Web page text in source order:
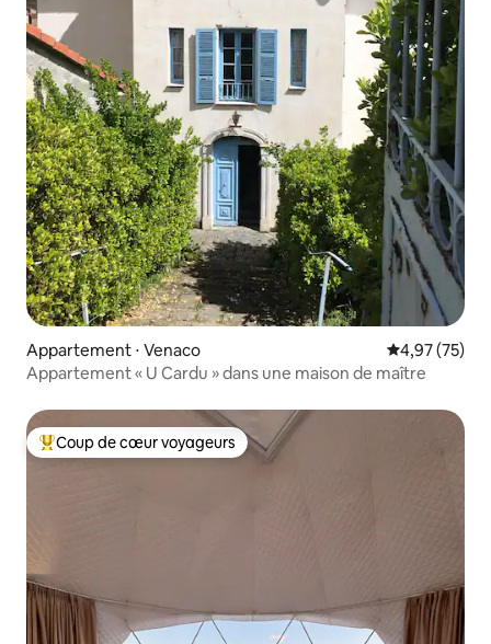
Appartement ⋅ Venaco Évaluation
4,97 (75)
Appartement « U Cardu » dans une maison de maître
Coups de cœur voyageurs les plus appréciés
Coup de cœur voyageurs